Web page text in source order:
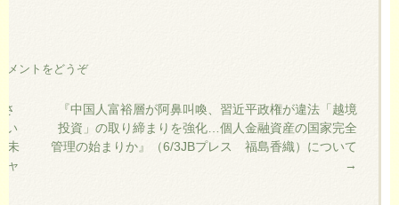
メントをどうぞ
い
未
ャ
『中国人富裕層が阿鼻叫喚、習近平政権が違法「越境
投資」の取り締まりを強化…個人金融資産の国家完全
管理の始まりか』（6/3JBプレス 福島香織）について
→